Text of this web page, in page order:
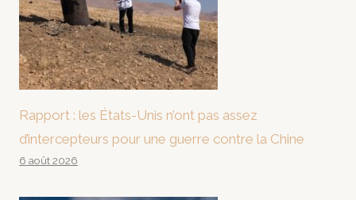
Rapport : les États-Unis n’ont pas assez
d’intercepteurs pour une guerre contre la Chine
6 août 2026